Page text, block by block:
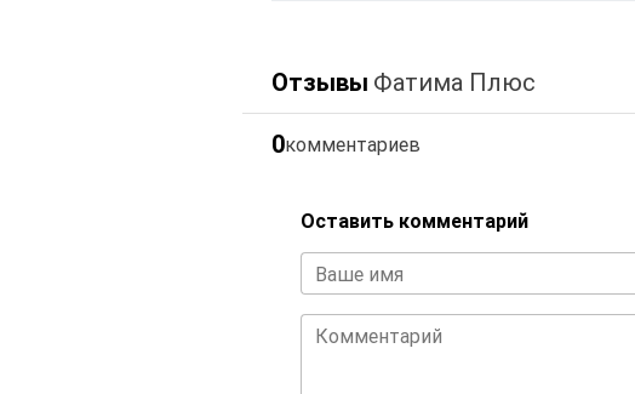
Отзывы Фатима Плюс
0комментариев
Оставить комментарий
Ваше имя
Комментарий